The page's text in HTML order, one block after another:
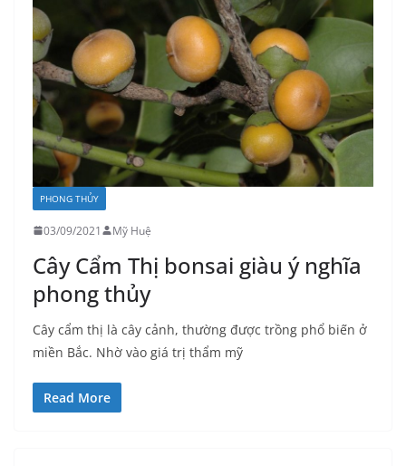
PHONG THỦY
03/09/2021 Mỹ Huệ
Cây Cẩm Thị bonsai giàu ý nghĩa
phong thủy
Cây cẩm thị là cây cảnh, thường được trồng phổ biến ở
miền Bắc. Nhờ vào giá trị thẩm mỹ
Read More